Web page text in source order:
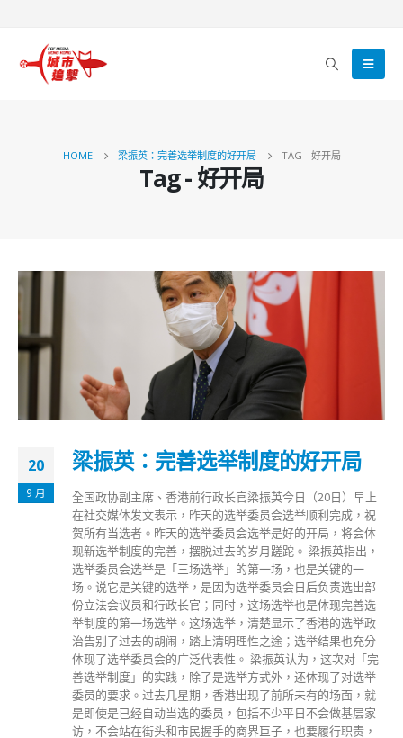
HOME 梁振英：完善选举制度的好开局 TAG - 好开局
Tag - 好开局
20
9 月
梁振英：完善选举制度的好开局
全国政协副主席、香港前行政长官梁振英今日（20日）早上
在社交媒体发文表示，昨天的选举委员会选举顺利完成，祝
贺所有当选者。昨天的选举委员会选举是好的开局，将会体
现新选举制度的完善，摆脱过去的岁月蹉跎。 梁振英指出，
选举委员会选举是「三场选举」的第一场，也是关键的一
场。说它是关键的选举，是因为选举委员会日后负责选出部
份立法会议员和行政长官；同时，这场选举也是体现完善选
举制度的第一场选举。这场选举，清楚显示了香港的选举政
治告别了过去的胡闹，踏上清明理性之途；选举结果也充分
体现了选举委员会的广泛代表性。 梁振英认为，这次对「完
善选举制度」的实践，除了是选举方式外，还体现了对选举
委员的要求。过去几星期，香港出现了前所未有的场面，就
是即使是已经自动当选的委员，包括不少平日不会做基层家
访，不会站在街头和市民握手的商界巨子，也要履行职责，